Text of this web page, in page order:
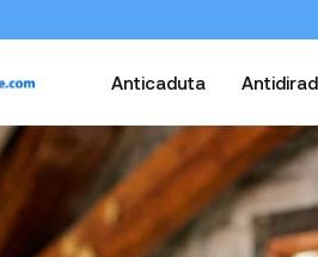
Anticaduta